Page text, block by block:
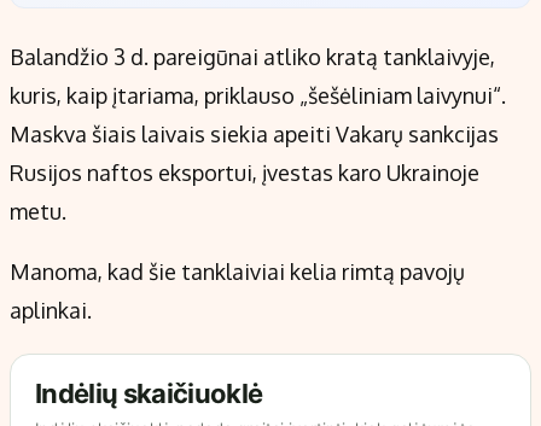
Balandžio 3 d. pareigūnai atliko kratą tanklaivyje,
kuris, kaip įtariama, priklauso „šešėliniam laivynui“.
Maskva šiais laivais siekia apeiti Vakarų sankcijas
Rusijos naftos eksportui, įvestas karo Ukrainoje
metu.
Manoma, kad šie tanklaiviai kelia rimtą pavojų
aplinkai.